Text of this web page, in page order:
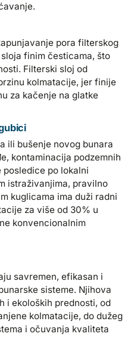
pora filterskog
finim česticama, što
Filterski sloj od
kolmatacije, jer finije
za kačenje na glatke
ili bušenje novog bunara
kontaminacija podzemnih
po lokalni
istraživanjima, pravilno
kuglicama ima duži radni
za više od 30% u
konvencionalnim
savremen, efikasan i
sisteme. Njihova
i ekoloških prednosti, od
kolmatacije, do dužeg
i očuvanja kvaliteta